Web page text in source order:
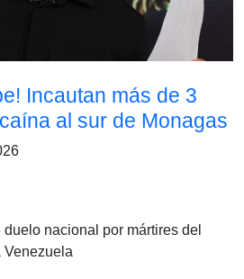
Incautan más de 3
al sur de Monagas
nacional por mártires del
Venezuela